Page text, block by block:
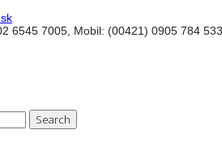
6545 7005, Mobil: (00421) 0905 784 533